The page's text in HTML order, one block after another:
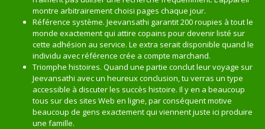
montre arbitrairement choisi pages chaque jour.
Référence système. Jeevansathi garantit 200 roupies à tout le
monde exactement qui attire copains pour devenir listé sur
cette adhésion au service. Le extra serait disponible quand le
individu avec référence crée a compte marchand.
Triomphe histoires. Quand une partie conclut leur voyage sur
Jeevansathi avec un heureux conclusion, tu verras un type
accessible à discuter les succès histoire. Il y en a beaucoup
tous sur des sites Web en ligne, par conséquent motive
beaucoup de gens exactement qui viennent juste ici produire
une famille.